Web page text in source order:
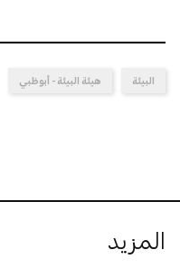
البيئة هيئة البيئة - أبوظبي
المزيد